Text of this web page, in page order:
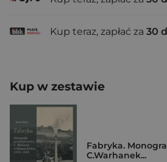
Kup teraz, zapłać za 30
Kup w zestawie
Fabryka.
C.Warhanek...